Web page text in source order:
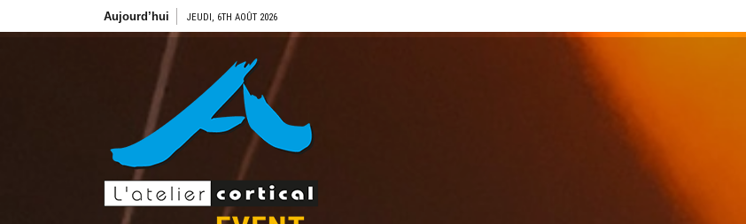
Aujourd’hui JEUDI, 6TH AOÛT 2026